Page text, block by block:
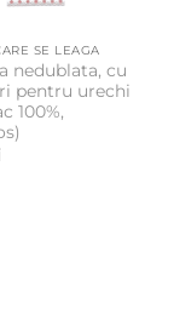
SE LEAGA
nedublata, cu
pentru urechi
100%,